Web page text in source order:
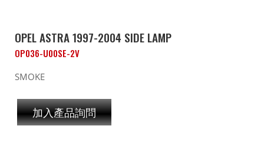
OPEL ASTRA 1997-2004 SIDE LAMP
OP036-U00SE-2V
SMOKE
加入產品詢問